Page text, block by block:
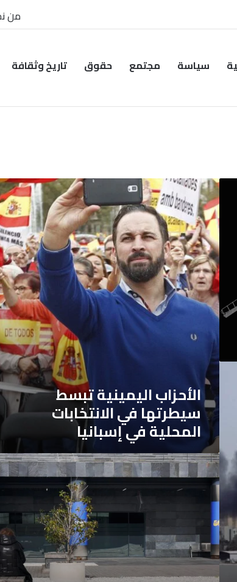
من
سياسة مجتمع حقوق تاريخ وثقافة
الأحزاب
اليمينية
تبسط
سيطرتها
في
الانتخابات
المحلية
في
إسبانيا
الأحزاب اليمينية تبسط
سيطرتها في الانتخابات
المحلية في إسبانيا
انتحار
شاب
مغربي
في
مركز
للاجئين
في
مدريد